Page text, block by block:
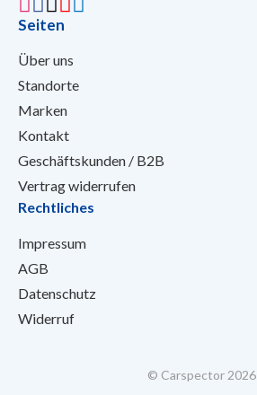
Seiten
Über uns
Standorte
Marken
Kontakt
Geschäftskunden / B2B
Vertrag widerrufen
Rechtliches
Impressum
AGB
Datenschutz
Widerruf
© Carspector 2026